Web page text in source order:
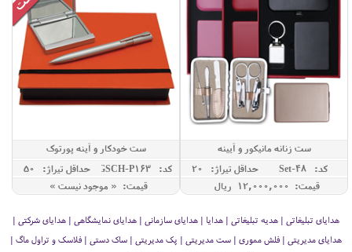
ست زنانه مانیکور و آیینه
کد: Set-48
حداقل تيراژ: 20
قیمت: 12,000,000 ريال
ست خودکار و آینه پورتوک
کد: GSCH-P163
حداقل تيراژ: 50
قیمت: « موجود نیست »
هدایای تبلیغاتی | هدیه تبلیغاتی | هدایا | هدایای سازمانی | هدایای نمایشگاهی | هدایای شرکتی |
هدایای مدیریتی | فلش مموری | ست مدیریتی | پک مدیریتی | ساک دستی | فلاسک و تراول ماگ |